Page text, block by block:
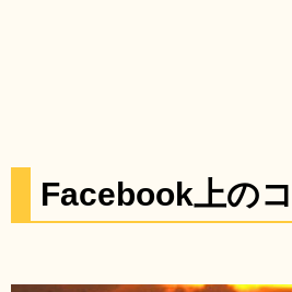
Facebook上の